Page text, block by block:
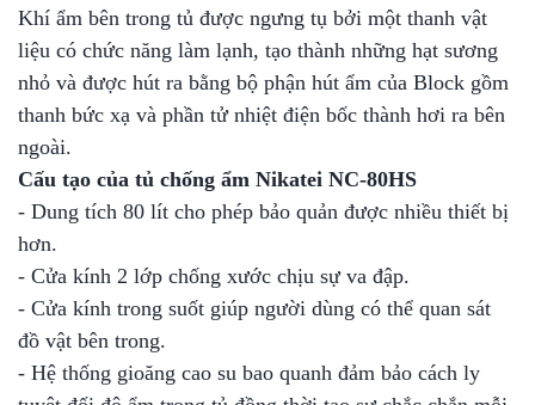
Khí ẩm bên trong tủ được ngưng tụ bởi một thanh vật
liệu có chức năng làm lạnh, tạo thành những hạt sương
nhỏ và được hút ra bằng bộ phận hút ẩm của Block gồm
thanh bức xạ và phần tử nhiệt điện bốc thành hơi ra bên
ngoài.
Cấu tạo của tủ chống ẩm Nikatei NC-80HS
- Dung tích 80 lít cho phép bảo quản được nhiều thiết bị
hơn.
- Cửa kính 2 lớp chống xước chịu sự va đập.
- Cửa kính trong suốt giúp người dùng có thể quan sát
đồ vật bên trong.
- Hệ thống gioăng cao su bao quanh đảm bảo cách ly